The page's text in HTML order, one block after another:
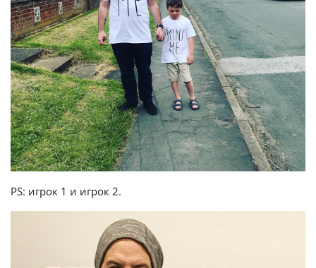
PS: игрок 1 и игрок 2.